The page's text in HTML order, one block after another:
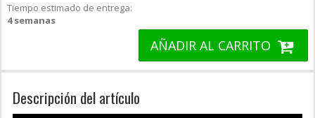
Tiempo estimado de entrega:
4 semanas
AÑADIR AL CARRITO
Descripción del artículo